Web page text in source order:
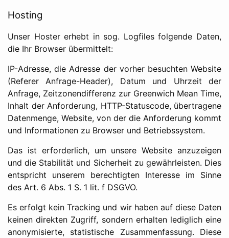
Hosting
Unser Hoster erhebt in sog. Logfiles folgende Daten,
die Ihr Browser übermittelt:
IP-Adresse, die Adresse der vorher besuchten Website
(Referer Anfrage-Header), Datum und Uhrzeit der
Anfrage, Zeitzonendifferenz zur Greenwich Mean Time,
Inhalt der Anforderung, HTTP-Statuscode, übertragene
Datenmenge, Website, von der die Anforderung kommt
und Informationen zu Browser und Betriebssystem.
Das ist erforderlich, um unsere Website anzuzeigen
und die Stabilität und Sicherheit zu gewährleisten. Dies
entspricht unserem berechtigten Interesse im Sinne
des Art. 6 Abs. 1 S. 1 lit. f DSGVO.
Es erfolgt kein Tracking und wir haben auf diese Daten
keinen direkten Zugriff, sondern erhalten lediglich eine
anonymisierte, statistische Zusammenfassung. Diese